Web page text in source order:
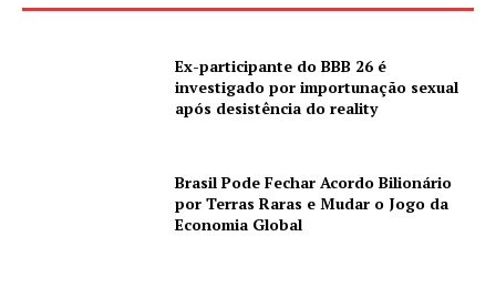
Ex-participante do BBB 26 é
investigado por importunação sexual
após desistência do reality
Brasil Pode Fechar Acordo Bilionário
por Terras Raras e Mudar o Jogo da
Economia Global